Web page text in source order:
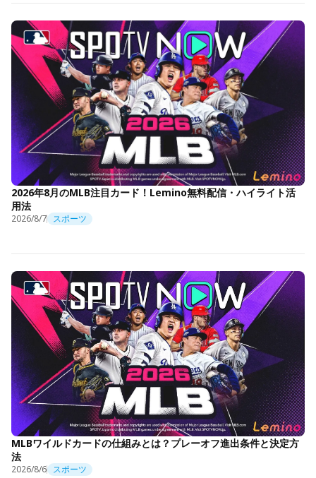
2026年8月のMLB注目カード！Lemino無料配信・ハイライト活
用法
2026/8/7 スポーツ
MLBワイルドカードの仕組みとは？プレーオフ進出条件と決定方
法
2026/8/6 スポーツ